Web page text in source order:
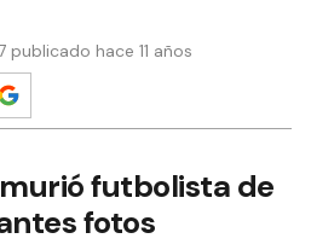
publicado hace 11 años
futbolista de
fotos